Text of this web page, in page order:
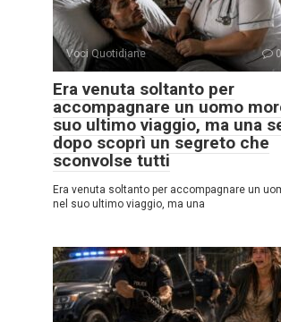
Voci Quotidiane 0
Era venuta soltanto per
accompagnare un uomo
suo ultimo viaggio, ma una
dopo scoprì un segreto che
sconvolse tutti
Era venuta soltanto per accompagnare un
nel suo ultimo viaggio, ma una